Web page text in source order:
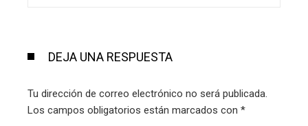
DEJA UNA RESPUESTA
Tu dirección de correo electrónico no será publicada.
Los campos obligatorios están marcados con *